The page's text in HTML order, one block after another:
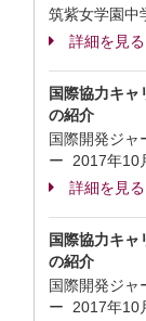
筑紫女学園中
詳細を見る
国際協力キャ
の紹介
国際開発ジ
ー 2017年10
詳細を見る
国際協力キャ
の紹介
国際開発ジ
ー 2017年10